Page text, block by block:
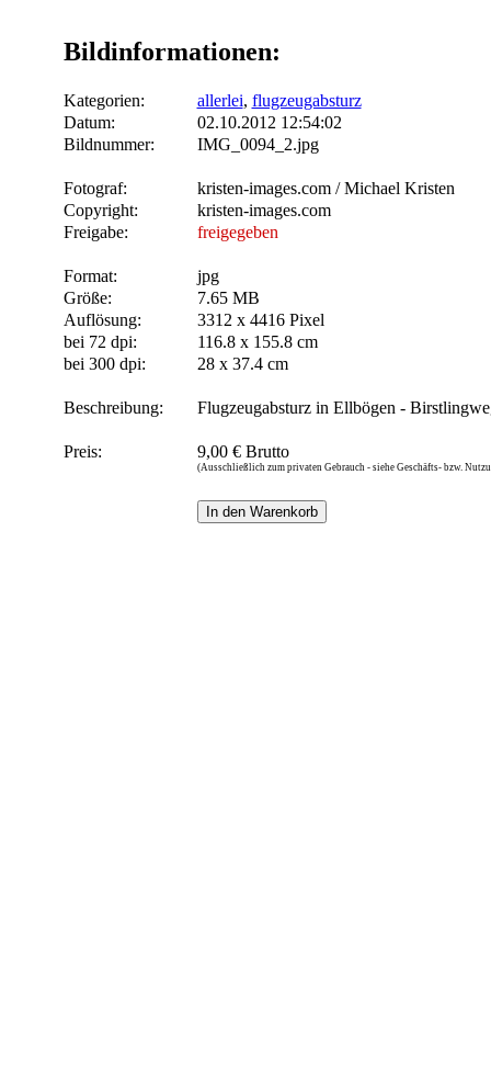
Bildinformationen:
Kategorien: allerlei, flugzeugabsturz
Datum:
02.10.2012 12:54:02
Bildnummer:
IMG_0094_2.jpg
Fotograf:
kristen-images.com / Michael Kristen
Copyright:
kristen-images.com
Freigabe:
freigegeben
Format:
jpg
Größe:
7.65 MB
Auflösung:
3312 x 4416 Pixel
bei 72 dpi:
116.8 x 155.8 cm
bei 300 dpi:
28 x 37.4 cm
Beschreibung: Flugzeugabsturz in Ellbögen -
Preis: 9,00 € Brutto
(Ausschließlich zum privaten Gebrauch - siehe Geschäfts- bzw.